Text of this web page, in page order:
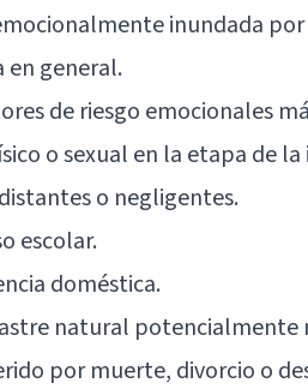
inundada
en general.
de riesgo emocionales
o sexual en la etapa de la
o negligentes.
escolar.
doméstica.
natural
por muerte, divorcio o